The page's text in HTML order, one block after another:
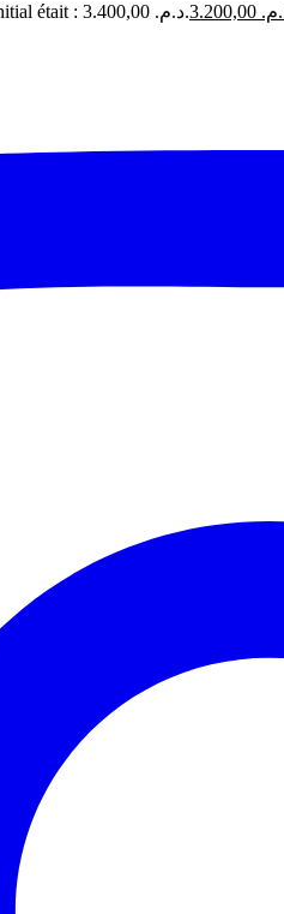
Le prix initial était : د.م. 3.400,00.